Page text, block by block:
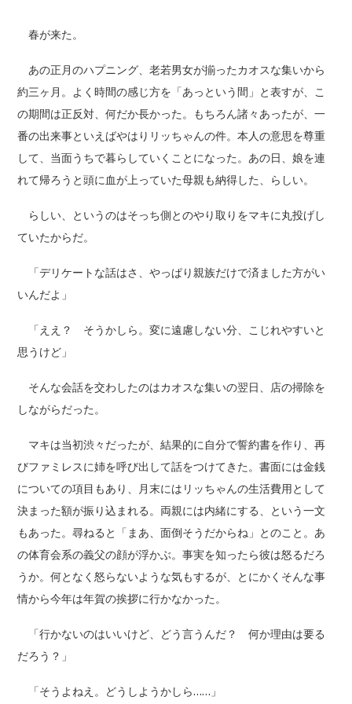
春が来た。
あの正月のハプニング、老若男女が揃ったカオスな集いから
約三ヶ月。よく時間の感じ方を「あっという間」と表すが、こ
の期間は正反対、何だか長かった。もちろん諸々あったが、一
番の出来事といえばやはりリッちゃんの件。本人の意思を尊重
して、当面うちで暮らしていくことになった。あの日、娘を連
れて帰ろうと頭に血が上っていた母親も納得した、らしい。
らしい、というのはそっち側とのやり取りをマキに丸投げし
ていたからだ。
「デリケートな話はさ、やっぱり親族だけで済ました方がい
いんだよ」
「ええ？ そうかしら。変に遠慮しない分、こじれやすいと
思うけど」
そんな会話を交わしたのはカオスな集いの翌日、店の掃除を
しながらだった。
マキは当初渋々だったが、結果的に自分で誓約書を作り、再
びファミレスに姉を呼び出して話をつけてきた。書面には金銭
についての項目もあり、月末にはリッちゃんの生活費用として
決まった額が振り込まれる。両親には内緒にする、という一文
もあった。尋ねると「まあ、面倒そうだからね」とのこと。あ
の体育会系の義父の顔が浮かぶ。事実を知ったら彼は怒るだろ
うか。何となく怒らないような気もするが、とにかくそんな事
情から今年は年賀の挨拶に行かなかった。
「行かないのはいいけど、どう言うんだ？ 何か理由は要る
だろう？」
「そうよねえ。どうしようかしら……」